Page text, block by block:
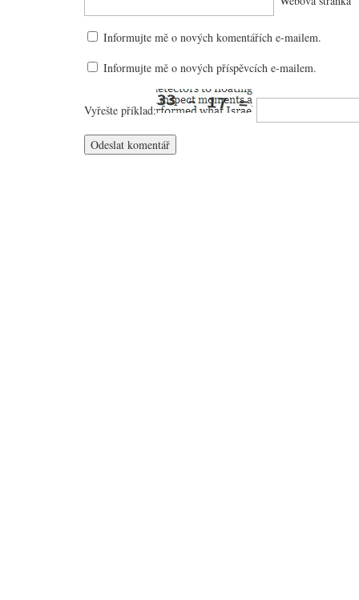
Informujte mě o nových komentářích e-mailem.
Informujte mě o nových příspěvcích e-mailem.
Vyřešte příklad: